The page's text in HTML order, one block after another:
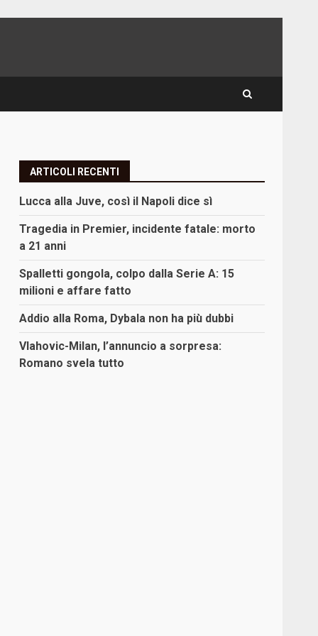
ARTICOLI RECENTI
Lucca alla Juve, così il Napoli dice sì
Tragedia in Premier, incidente fatale: morto
a 21 anni
Spalletti gongola, colpo dalla Serie A: 15
milioni e affare fatto
Addio alla Roma, Dybala non ha più dubbi
Vlahovic-Milan, l’annuncio a sorpresa:
Romano svela tutto